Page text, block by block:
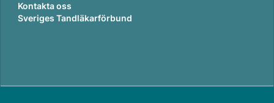
Kontakta oss
Sveriges Tandläkarförbund